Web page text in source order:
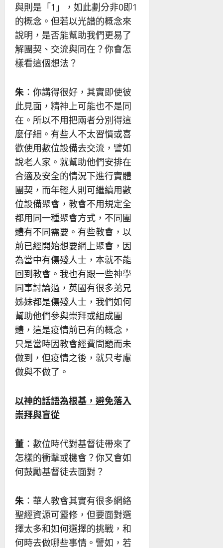
與則是「1」，如此劃分非0即1
的概念。但若以光譜的概念來
說明，是否能幫助我們更易了
解團契、交流與同在？你會怎
樣看這個想法？
朱 ：你講得很好，其實即使彼
此見面，精神上可能也不是同
在。所以不用把兩者分別得這
麼仔細。有些人不太習慣或喜
歡使用數位設備去交流，譬如
說老人家。就幫助他們安排在
合適及安全的情況下進行實體
團契，而年輕人則可繼續用數
位設備聚會，教會不用規定全
都用同一種聚會方式，不同團
體有不同需要。有些教會，以
前已經開始想要網上聚會，因
為當中有傷殘人士，本就不能
回到教會。我也有跟一些神學
同事討論過，英國有很多弟兄
姊妹都是傷殘人士，我們如何
幫助他們參與崇拜或組成團
體，這是疫情前已有的概念，
只是當時因教會經費問題而未
做到，但疫情之後，就只考慮
做與不做了。
以神的話語為根基，避免落入
崇拜與盲從
董 ：數位時代對基督徒帶來了
怎樣的衝擊或機會？你又會如
何鼓勵基督徒去面對？
朱 ：華人教會其實有很多網絡
聖經資源可靈修，但要面對選
擇太多和如何選擇的挑戰，和
何時去做哪些事情。譬如，若